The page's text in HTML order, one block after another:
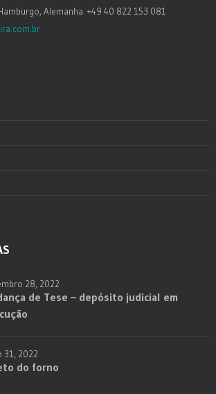
Alemanha. +49 40 822 153 081
28, 2022
de Tese – depósito judicial em
31, 2022
do forno